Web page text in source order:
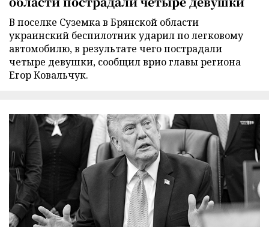
В поселке Суземка в Брянской области
украинский беспилотник ударил по легковому
автомобилю, в результате чего пострадали
четыре девушки, сообщил врио главы региона
Егор Ковальчук.